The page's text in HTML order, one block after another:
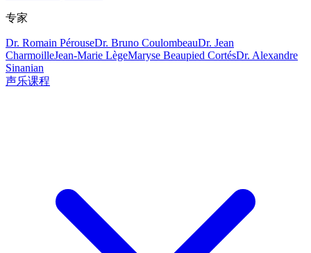
专家
Dr. Romain PérouseDr. Bruno CoulombeauDr. Jean
CharmoilleJean-Marie LègeMaryse Beaupied CortésDr. Alexandre
Sinanian
声乐课程